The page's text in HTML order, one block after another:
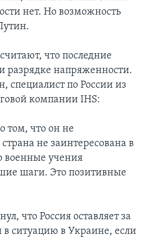
нет. Но возможность
что последние
разрядке напряженности.
специалист по России из
компании IHS:
том, что он не
не заинтересована в
военные учения
шаги. Это позитивные
что Россия оставляет за
в ситуацию в Украине, если